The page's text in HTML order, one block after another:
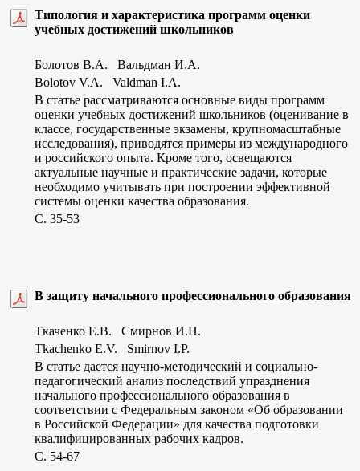
Типология и характеристика программ оценки
учебных достижений школьников
Болотов В.А. Вальдман И.А.
Bolotov V.A. Valdman I.A.
В статье рассматриваются основные виды программ
оценки учебных достижений школьников (оценивание в
классе, государственные экзамены, крупномасштабные
исследования), приводятся примеры из международного
и российского опыта. Кроме того, освещаются
актуальные научные и практические задачи, которые
необходимо учитывать при построении эффективной
системы оценки качества образования.
C. 35-53
В защиту начального профессионального образования
Ткаченко Е.В. Смирнов И.П.
Tkachenko E.V. Smirnov I.P.
В статье дается научно-методический и социально-
педагогический анализ последствий упразднения
начального профессионального образования в
соответствии с Федеральным законом «Об образовании
в Российской Федерации» для качества подготовки
квалифицированных рабочих кадров.
C. 54-67